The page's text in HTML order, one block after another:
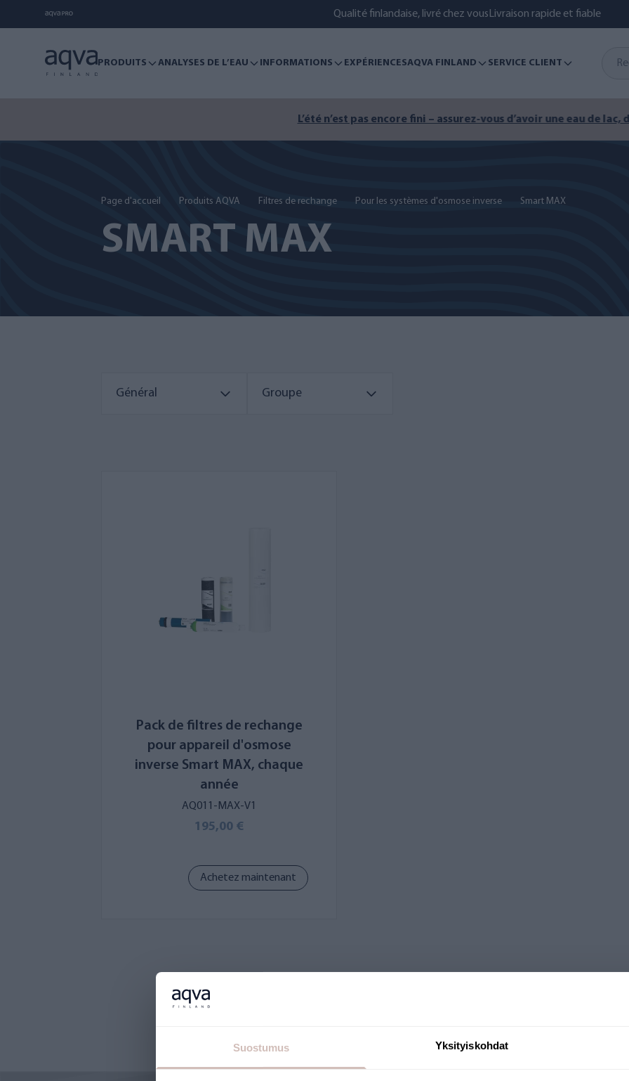
Suostumus Yksityiskohdat
Qualité finlandaise, livré chez vous Livraison rapide et fiable
PRODUITS ANALYSES DE L’EAU INFORMATIONS EXPÉRIENCESAQVA FINLAND SERVICE CLIENT
L’été n’est pas encore fini – assurez-vous d’avoir une eau de lac, de mer ou
Page d'accueil Produits AQVA Filtres de rechange Pour les systèmes d'osmose inverse Smart MAX
SMART MAX
Général Groupe
Pack de filtres de rechange
pour appareil d'osmose
inverse Smart MAX, chaque
année
AQ011-MAX-V1
195,00 €
Achetez maintenant